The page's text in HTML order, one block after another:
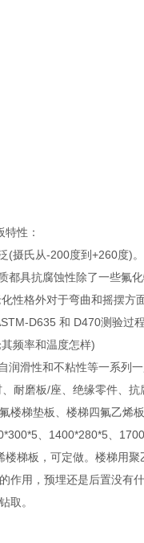
性：
(摄氏从-200度到+260度)。
都具抗腐蚀性除了一些氟化
性格外对于弯曲和摇摆方
D635 和 D470测验过
频率和温度怎样)
润滑性和不粘性等一系列一
耐磨板/座、绝缘零件、
楼梯垫板、楼梯四氟乙烯
、1400*280*5、
楼梯板，可定做。楼梯用
作用，预埋还是后置没有
取。